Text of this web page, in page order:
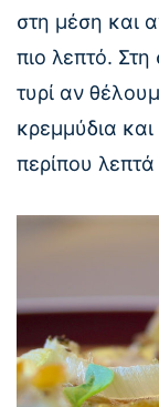
στη μέση και
πιο λεπτό. Στη
τυρί αν
κρεμμύδια
περίπου